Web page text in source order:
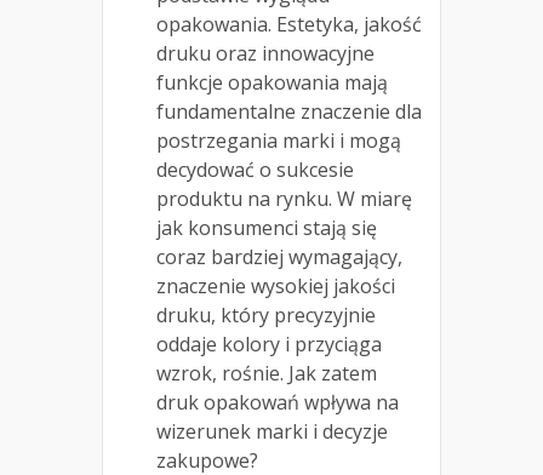
opakowania. Estetyka, jakość
druku oraz innowacyjne
funkcje opakowania mają
fundamentalne znaczenie dla
postrzegania marki i mogą
decydować o sukcesie
produktu na rynku. W miarę
jak konsumenci stają się
coraz bardziej wymagający,
znaczenie wysokiej jakości
druku, który precyzyjnie
oddaje kolory i przyciąga
wzrok, rośnie. Jak zatem
druk opakowań wpływa na
wizerunek marki i decyzje
zakupowe?